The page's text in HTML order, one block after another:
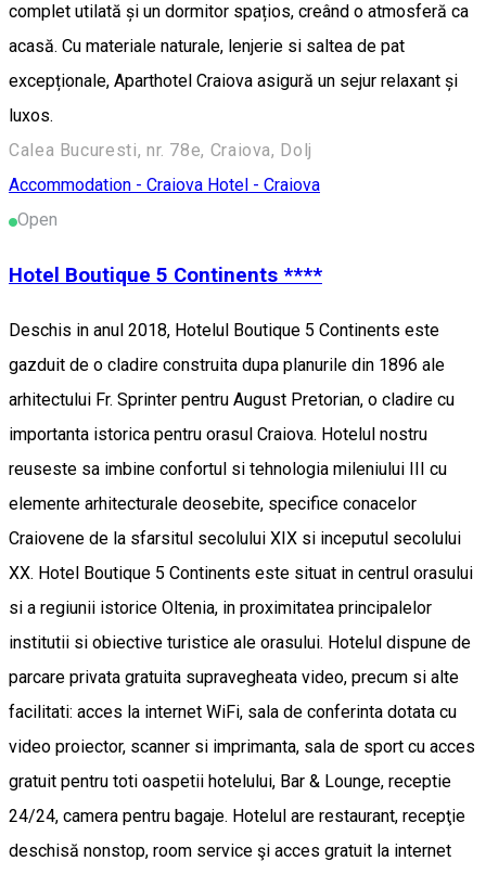
complet utilată și un dormitor spațios, creând o atmosferă ca
acasă. Cu materiale naturale, lenjerie si saltea de pat
excepționale, Aparthotel Craiova asigură un sejur relaxant și
luxos.
Calea Bucuresti, nr. 78e, Craiova, Dolj
Accommodation - Craiova Hotel - Craiova
Open
Hotel Boutique 5 Continents ****
Deschis in anul 2018, Hotelul Boutique 5 Continents este
gazduit de o cladire construita dupa planurile din 1896 ale
arhitectului Fr. Sprinter pentru August Pretorian, o cladire cu
importanta istorica pentru orasul Craiova. Hotelul nostru
reuseste sa imbine confortul si tehnologia mileniului III cu
elemente arhitecturale deosebite, specifice conacelor
Craiovene de la sfarsitul secolului XIX si inceputul secolului
XX. Hotel Boutique 5 Continents este situat in centrul orasului
si a regiunii istorice Oltenia, in proximitatea principalelor
institutii si obiective turistice ale orasului. Hotelul dispune de
parcare privata gratuita supravegheata video, precum si alte
facilitati: acces la internet WiFi, sala de conferinta dotata cu
video proiector, scanner si imprimanta, sala de sport cu acces
gratuit pentru toti oaspetii hotelului, Bar & Lounge, receptie
24/24, camera pentru bagaje. Hotelul are restaurant, recepţie
deschisă nonstop, room service şi acces gratuit la internet